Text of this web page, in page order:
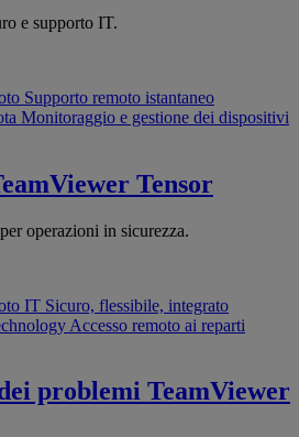
e supporto IT.
Supporto remoto istantaneo
Monitoraggio e gestione dei dispositivi
Tensor
operazioni in sicurezza.
IT Sicuro, flessibile, integrato
Accesso remoto ai reparti
problemi TeamViewer